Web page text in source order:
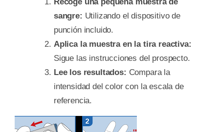
Recoge una pequeña muestra de
sangre: Utilizando el dispositivo de
punción incluido.
Aplica la muestra en la tira reactiva:
Sigue las instrucciones del prospecto.
Lee los resultados: Compara la
intensidad del color con la escala de
referencia.